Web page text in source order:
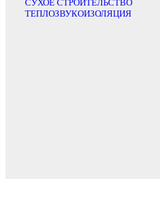
СУХОЕ СТРОИТЕЛЬСТВО
ТЕПЛОЗВУКОИЗОЛЯЦИЯ